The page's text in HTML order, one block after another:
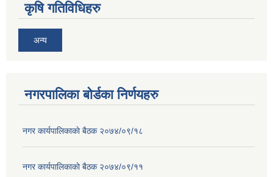
कृषि गतिविधिहरु
अन्य
नगरपालिका बोर्डका निर्णयहरु
नगर कार्यपालिकाकाे बैठक २०७४/०९/१८
नगर कार्यपालिकाकाे बैठक २०७४/०९/११